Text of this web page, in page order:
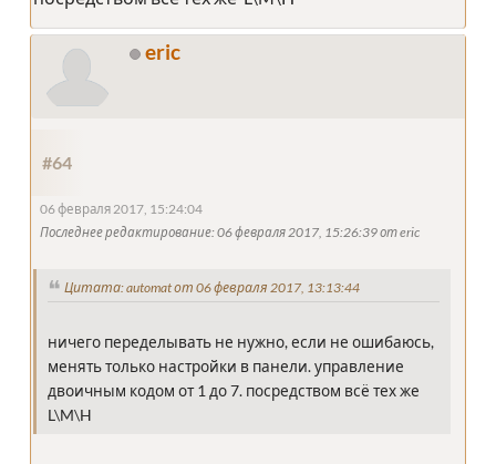
eric
#64
06 февраля 2017, 15:24:04
Последнее редактирование: 06 февраля 2017, 15:26:39 от eric
Цитата: automat от 06 февраля 2017, 13:13:44
ничего переделывать не нужно, если не ошибаюсь,
менять только настройки в панели. управление
двоичным кодом от 1 до 7. посредством всё тех же
L\M\H